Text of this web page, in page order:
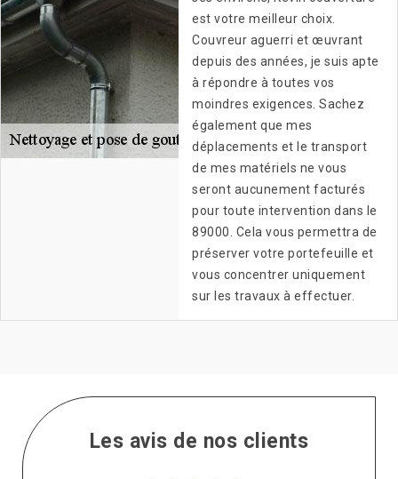
est votre meilleur choix.
Couvreur aguerri et œuvrant
depuis des années, je suis apte
à répondre à toutes vos
moindres exigences. Sachez
également que mes
déplacements et le transport
de mes matériels ne vous
seront aucunement facturés
pour toute intervention dans le
89000. Cela vous permettra de
préserver votre portefeuille et
vous concentrer uniquement
sur les travaux à effectuer.
Les avis de nos clients